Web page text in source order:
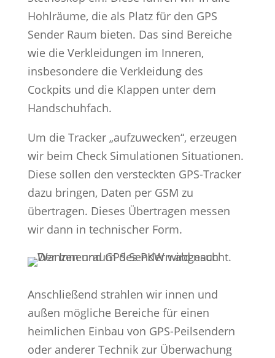
Hohlräume, die als Platz für den GPS
Sender Raum bieten. Das sind Bereiche
wie die Verkleidungen im Inneren,
insbesondere die Verkleidung des
Cockpits und die Klappen unter dem
Handschuhfach.
Um die Tracker „aufzuwecken“, erzeugen
wir beim Check Simulationen Situationen.
Diese sollen den versteckten GPS-Tracker
dazu bringen, Daten per GSM zu
übertragen. Dieses Übertragen messen
wir dann in technischer Form.
Anschließend strahlen wir innen und
außen mögliche Bereiche für einen
heimlichen Einbau von GPS-Peilsendern
oder anderer Technik zur Überwachung